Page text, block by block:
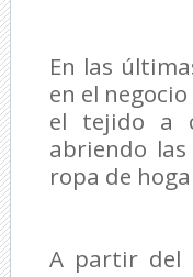
En las
en el
el tejido a
abriendo
ropa de
A partir del